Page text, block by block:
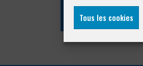
Tous les cookies